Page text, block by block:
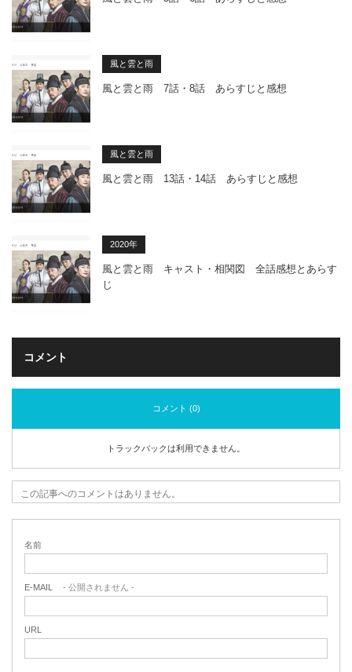
風と雲と雨
風と雲と雨 7話・8話 あらすじと感想
風と雲と雨
風と雲と雨 13話・14話 あらすじと感想
2020年
風と雲と雨 キャスト・相関図 全話感想とあらす
じ
コメント
コメント (0)
トラックバックは利用できません。
この記事へのコメントはありません。
名前
E-MAIL - 公開されません -
URL